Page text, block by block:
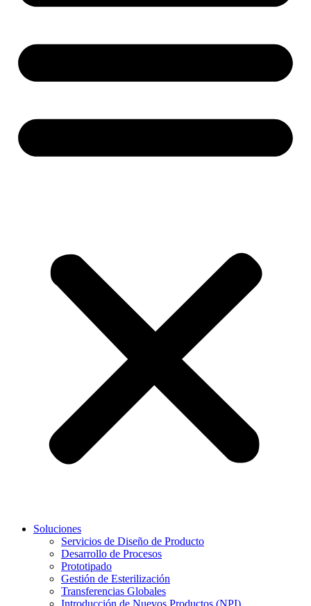
Soluciones
Servicios de Diseño de Producto
Desarrollo de Procesos
Prototipado
Gestión de Esterilización
Transferencias Globales
Introducción de Nuevos Productos (NPI)